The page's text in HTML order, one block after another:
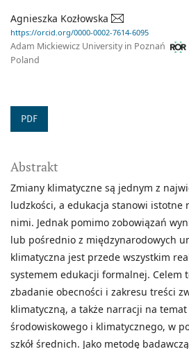
Agnieszka Kozłowska
https://orcid.org/0000-0002-7614-6095
Adam Mickiewicz University in Poznań
Poland
PDF
Abstrakt
Zmiany klimatyczne są jednym z
ludzkości, a edukacja stanowi istotne
nimi. Jednak pomimo zobowiązań
lub pośrednio z międzynarodowych
klimatyczna jest przede wszystkim
systemem edukacji formalnej. Celem
zbadanie obecności i zakresu treści
klimatyczną, a także narracji na temat
środowiskowego i klimatycznego, w
szkół średnich. Jako metodę